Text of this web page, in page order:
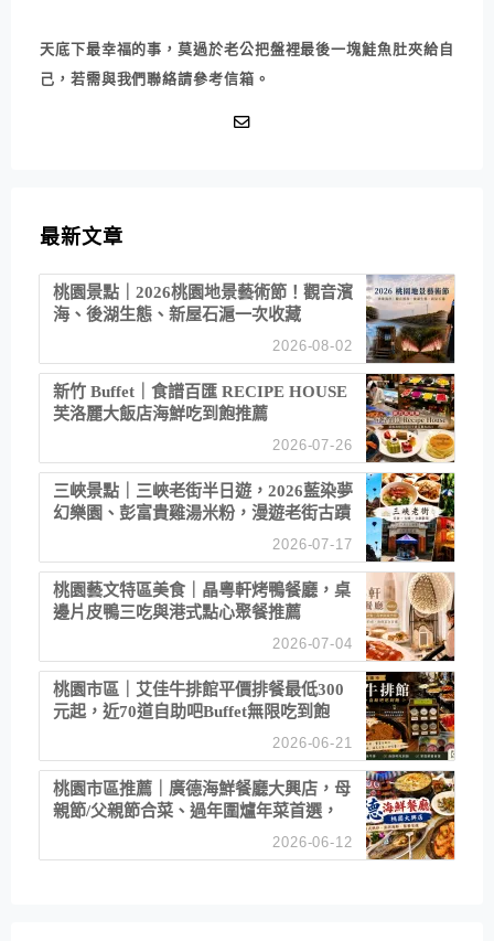
天底下最幸福的事，莫過於老公把盤裡最後一塊鮭魚肚夾給自
己，若需與我們聯絡請參考信箱。
最新文章
桃園景點｜2026桃園地景藝術節！觀音濱
海、後湖生態、新屋石滬一次收藏
2026-08-02
新竹 Buffet｜食譜百匯 RECIPE HOUSE
芙洛麗大飯店海鮮吃到飽推薦
2026-07-26
三峽景點｜三峽老街半日遊，2026藍染夢
幻樂園、彭富貴雞湯米粉，漫遊老街古蹟
2026-07-17
桃園藝文特區美食｜晶粵軒烤鴨餐廳，桌
邊片皮鴨三吃與港式點心聚餐推薦
2026-07-04
桃園市區｜艾佳牛排館平價排餐最低300
元起，近70道自助吧Buffet無限吃到飽
2026-06-21
桃園市區推薦｜廣德海鮮餐廳大興店，母
親節/父親節合菜、過年圍爐年菜首選，
2026-06-12